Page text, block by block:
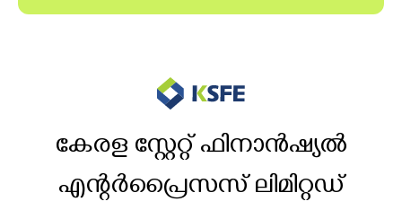
കേരള സ്റ്റേറ്റ് ഫിനാൻഷ്യൽ
എന്റർപ്രൈസസ് ലിമിറ്റഡ്